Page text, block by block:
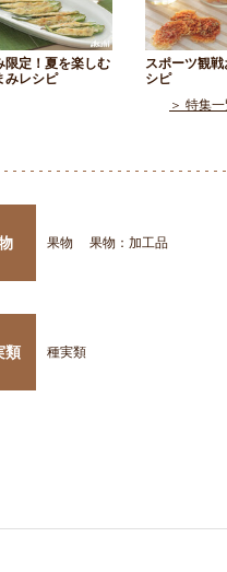
限定！夏を楽しむ
みレシピ
スポーツ観
シピ
＞ 特集
果物 果物：加工品
類 種実類